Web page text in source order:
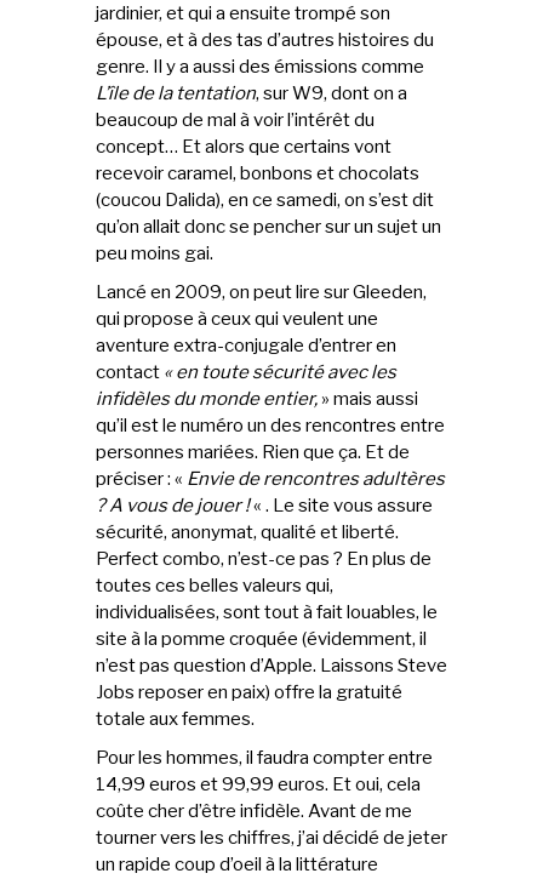
jardinier, et qui a ensuite trompé son
épouse, et à des tas d’autres histoires du
genre. Il y a aussi des émissions comme
L’île de la tentation, sur W9, dont on a
beaucoup de mal à voir l’intérêt du
concept… Et alors que certains vont
recevoir caramel, bonbons et chocolats
(coucou Dalida), en ce samedi, on s’est dit
qu’on allait donc se pencher sur un sujet un
peu moins gai.
Lancé en 2009, on peut lire sur Gleeden,
qui propose à ceux qui veulent une
aventure extra-conjugale d’entrer en
contact « en toute sécurité avec les
infidèles du monde entier, » mais aussi
qu’il est le numéro un des rencontres entre
personnes mariées. Rien que ça. Et de
préciser : « Envie de rencontres adultères
? A vous de jouer !« . Le site vous assure
sécurité, anonymat, qualité et liberté.
Perfect combo, n’est-ce pas ? En plus de
toutes ces belles valeurs qui,
individualisées, sont tout à fait louables, le
site à la pomme croquée (évidemment, il
n’est pas question d’Apple. Laissons Steve
Jobs reposer en paix) offre la gratuité
totale aux femmes.
Pour les hommes, il faudra compter entre
14,99 euros et 99,99 euros. Et oui, cela
coûte cher d’être infidèle. Avant de me
tourner vers les chiffres, j’ai décidé de jeter
un rapide coup d’oeil à la littérature